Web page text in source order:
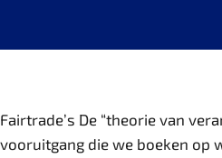
Fairtrade’s De “theorie van
vooruitgang die we boeken op